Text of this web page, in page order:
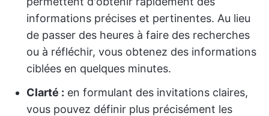
informations précises et pertinentes. Au lieu
de passer des heures à faire des recherches
ou à réfléchir, vous obtenez des informations
ciblées en quelques minutes.
Clarté : en formulant des invitations claires,
vous pouvez définir plus précisément les